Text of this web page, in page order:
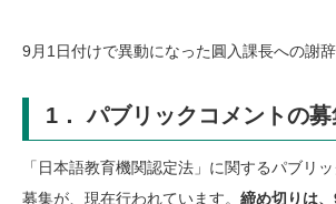
9月1日付けで異動になった圓入課長への謝辞
1． パブリックコメントの募
「日本語教育機関認定法」に関するパブリ
募集が、現在行われています。 締め切りは